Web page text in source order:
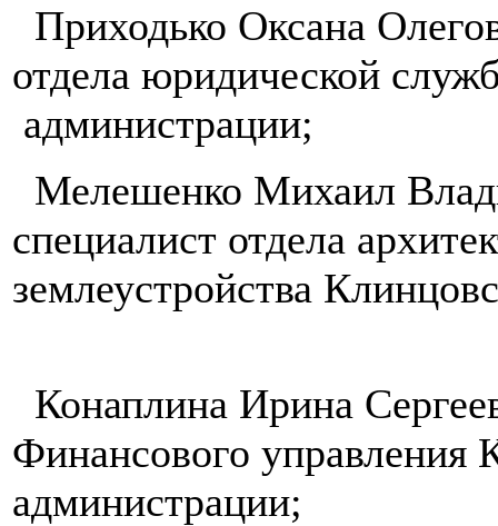
Приходько Оксана
отдела юридической
администрации;
Мелешенко Михаил
специалист отдела
землеустройства
Конаплина Ирина
Финансового управления
администрации;